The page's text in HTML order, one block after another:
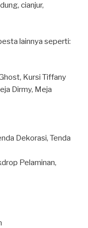
cianjur,
lainnya seperti:
Kursi Tiffany
Dirmy, Meja
Dekorasi, Tenda
Pelaminan,